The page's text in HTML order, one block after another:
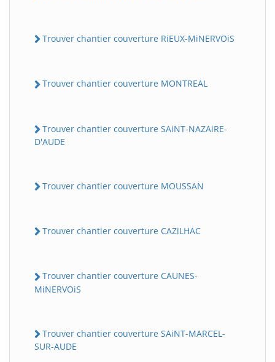
Trouver chantier couverture RiEUX-MiNERVOiS
Trouver chantier couverture MONTREAL
Trouver chantier couverture SAiNT-NAZAiRE-
D'AUDE
Trouver chantier couverture MOUSSAN
Trouver chantier couverture CAZiLHAC
Trouver chantier couverture CAUNES-
MiNERVOiS
Trouver chantier couverture SAiNT-MARCEL-
SUR-AUDE